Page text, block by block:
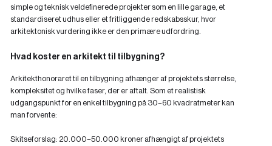
simple og teknisk veldefinerede projekter som en lille garage, et
standardiseret udhus eller et fritliggende redskabsskur, hvor
arkitektonisk vurdering ikke er den primære udfordring.
Hvad koster en arkitekt til tilbygning?
Arkitekthonoraret til en tilbygning afhænger af projektets størrelse,
kompleksitet og hvilke faser, der er aftalt. Som et realistisk
udgangspunkt for en enkel tilbygning på 30–60 kvadratmeter kan
man forvente:
Skitseforslag: 20.000–50.000 kroner afhængigt af projektets